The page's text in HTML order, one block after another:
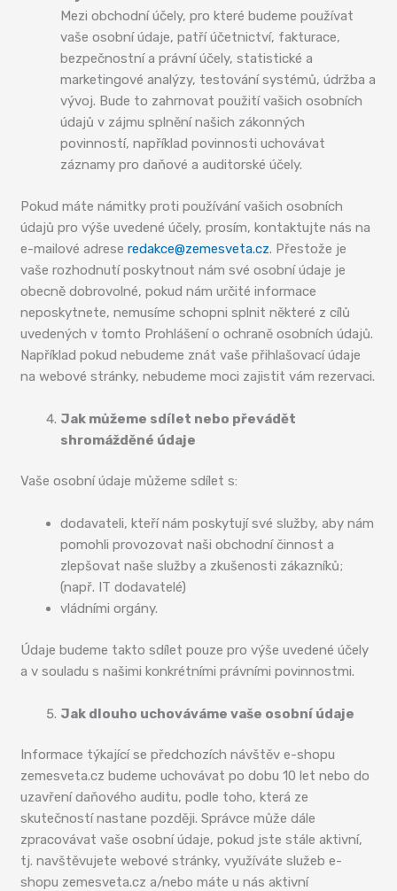
Mezi obchodní účely, pro které budeme používat
vaše osobní údaje, patří účetnictví, fakturace,
bezpečnostní a právní účely, statistické a
marketingové analýzy, testování systémů, údržba a
vývoj. Bude to zahrnovat použití vašich osobních
údajů v zájmu splnění našich zákonných
povinností, například povinnosti uchovávat
záznamy pro daňové a auditorské účely.
Pokud máte námitky proti používání vašich osobních
údajů pro výše uvedené účely, prosím, kontaktujte nás na
e-mailové adreseredakce@zemesveta.cz. Přestože je
vaše rozhodnutí poskytnout nám své osobní údaje je
obecně dobrovolné, pokud nám určité informace
neposkytnete, nemusíme schopni splnit některé z cílů
uvedených v tomto Prohlášení o ochraně osobních údajů.
Například pokud nebudeme znát vaše přihlašovací údaje
na webové stránky, nebudeme moci zajistit vám rezervaci.
Jak můžeme sdílet nebo převádět
shromážděné údaje
Vaše osobní údaje můžeme sdílet s:
dodavateli, kteří nám poskytují své služby, aby nám
pomohli provozovat naši obchodní činnost a
zlepšovat naše služby a zkušenosti zákazníků;
(např. IT dodavatelé)
vládními orgány.
Údaje budeme takto sdílet pouze pro výše uvedené účely
a v souladu s našimi konkrétními právními povinnostmi.
Jak dlouho uchováváme vaše osobní údaje
Informace týkající se předchozích návštěv e-shopu
zemesveta.cz budeme uchovávat po dobu 10 let nebo do
uzavření daňového auditu, podle toho, která ze
skutečností nastane později. Správce může dále
zpracovávat vaše osobní údaje, pokud jste stále aktivní,
tj. navštěvujete webové stránky, využíváte služeb e-
shopu zemesveta.cz a/nebo máte u nás aktivní